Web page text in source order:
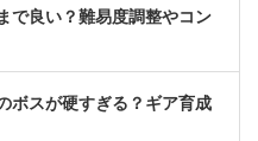
で良い？難易度調整やコン
ボスが硬すぎる？ギア育成